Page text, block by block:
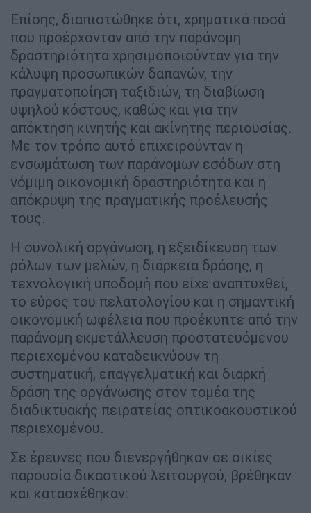
Επίσης, διαπιστώθηκε ότι, χρηματικά ποσά
που προέρχονταν από την παράνομη
δραστηριότητα χρησιμοποιούνταν για την
κάλυψη προσωπικών δαπανών, την
πραγματοποίηση ταξιδιών, τη διαβίωση
υψηλού κόστους, καθώς και για την
απόκτηση κινητής και ακίνητης περιουσίας.
Με τον τρόπο αυτό επιχειρούνταν η
ενσωμάτωση των παράνομων εσόδων στη
νόμιμη οικονομική δραστηριότητα και η
απόκρυψη της πραγματικής προέλευσής
τους.
Η συνολική οργάνωση, η εξειδίκευση των
ρόλων των μελών, η διάρκεια δράσης, η
τεχνολογική υποδομή που είχε αναπτυχθεί,
το εύρος του πελατολογίου και η σημαντική
οικονομική ωφέλεια που προέκυπτε από την
παράνομη εκμετάλλευση προστατευόμενου
περιεχομένου καταδεικνύουν τη
συστηματική, επαγγελματική και διαρκή
δράση της οργάνωσης στον τομέα της
διαδικτυακής πειρατείας οπτικοακουστικού
περιεχομένου.
Σε έρευνες που διενεργήθηκαν σε οικίες
παρουσία δικαστικού λειτουργού, βρέθηκαν
και κατασχέθηκαν: